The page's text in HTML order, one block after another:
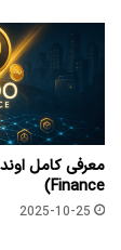
Finance)
2025-10-25